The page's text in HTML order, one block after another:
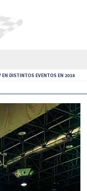
EN DISTINTOS EVENTOS EN 2018